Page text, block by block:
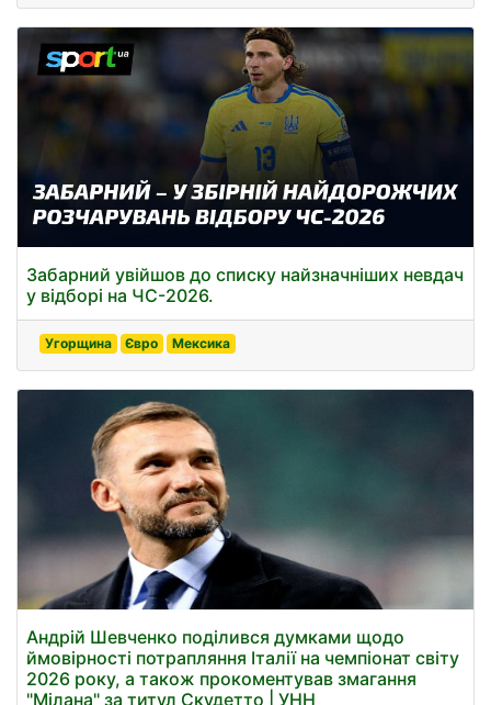
Забарний увійшов до списку найзначніших невдач
у відборі на ЧС-2026.
Угорщина Євро Мексика
Андрій Шевченко поділився думками щодо
ймовірності потрапляння Італії на чемпіонат світу
2026 року, а також прокоментував змагання
"Мілана" за титул Скудетто | УНН